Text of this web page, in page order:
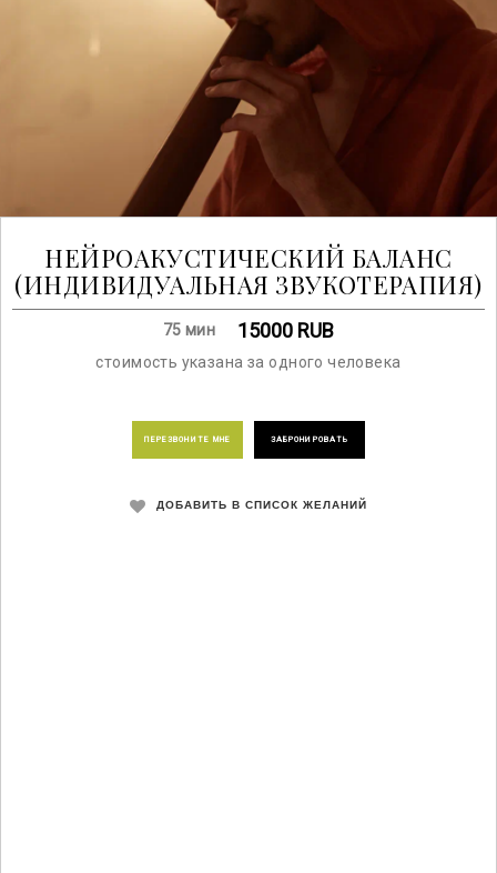
НЕЙРОАКУСТИЧЕСКИЙ БАЛАНС
(ИНДИВИДУАЛЬНАЯ ЗВУКОТЕРАПИЯ)
75 мин 15000 RUB
стоимость указана за одного человека
ПЕРЕЗВОНИТЕ МНЕ ЗАБРОНИРОВАТЬ
ДОБАВИТЬ В СПИСОК ЖЕЛАНИЙ